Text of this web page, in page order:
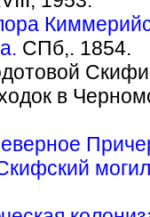
СПб,. 1854.
в